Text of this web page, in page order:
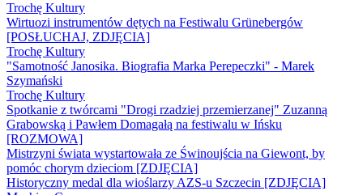
Trochę Kultury
Wirtuozi instrumentów dętych na Festiwalu Grünebergów
[POSŁUCHAJ, ZDJĘCIA]
Trochę Kultury
"Samotność Janosika. Biografia Marka Perepeczki" - Marek
Szymański
Trochę Kultury
Spotkanie z twórcami "Drogi rzadziej przemierzanej" Zuzanną
Grabowską i Pawłem Domagałą na festiwalu w Ińsku
[ROZMOWA]
Mistrzyni świata wystartowała ze Świnoujścia na Giewont, by
pomóc chorym dzieciom [ZDJĘCIA]
Historyczny medal dla wioślarzy AZS-u Szczecin [ZDJĘCIA]